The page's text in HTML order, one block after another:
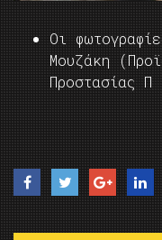
Οι
Μουζάκη
Προστασίας Π